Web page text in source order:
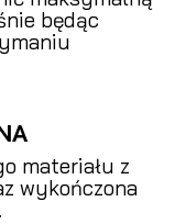
będąc
materiału z
wykończona